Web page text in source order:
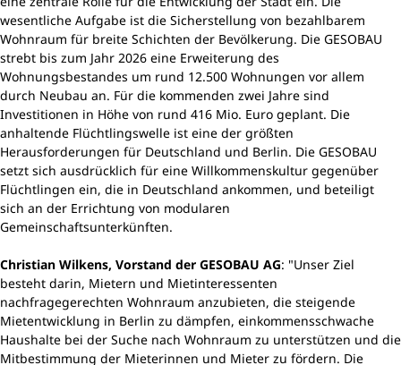
wesentliche Aufgabe ist die Sicherstellung von bezahlbarem
Wohnraum für breite Schichten der Bevölkerung. Die GESOBAU
strebt bis zum Jahr 2026 eine Erweiterung des
Wohnungsbestandes um rund 12.500 Wohnungen vor allem
durch Neubau an. Für die kommenden zwei Jahre sind
Investitionen in Höhe von rund 416 Mio. Euro geplant. Die
anhaltende Flüchtlingswelle ist eine der größten
Herausforderungen für Deutschland und Berlin. Die GESOBAU
setzt sich ausdrücklich für eine Willkommenskultur gegenüber
Flüchtlingen ein, die in Deutschland ankommen, und beteiligt
sich an der Errichtung von modularen
Gemeinschaftsunterkünften.
Christian Wilkens, Vorstand der GESOBAU AG: "Unser Ziel
besteht darin, Mietern und Mietinteressenten
nachfragegerechten Wohnraum anzubieten, die steigende
Mietentwicklung in Berlin zu dämpfen, einkommensschwache
Haushalte bei der Suche nach Wohnraum zu unterstützen und die
Mitbestimmung der Mieterinnen und Mieter zu fördern. Die